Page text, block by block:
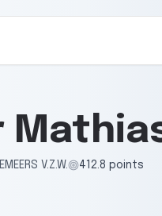
V.Z.W. 412.8 points